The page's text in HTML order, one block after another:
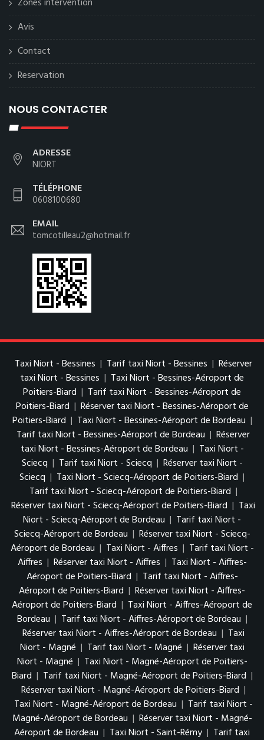
Avis
Contact
Reservation
NOUS CONTACTER
ADRESSE
NIORT
TÉLÉPHONE
0608100680
EMAIL
tomcotilleau2@hotmail.fr
Taxi Niort - Bessines | Tarif taxi Niort - Bessines | Réserver
taxi Niort - Bessines | Taxi Niort - Bessines-Aéroport de
Poitiers-Biard | Tarif taxi Niort - Bessines-Aéroport de
Poitiers-Biard | Réserver taxi Niort - Bessines-Aéroport de
Poitiers-Biard | Taxi Niort - Bessines-Aéroport de Bordeau |
Tarif taxi Niort - Bessines-Aéroport de Bordeau | Réserver
taxi Niort - Bessines-Aéroport de Bordeau | Taxi Niort -
Sciecq | Tarif taxi Niort - Sciecq | Réserver taxi Niort -
Sciecq | Taxi Niort - Sciecq-Aéroport de Poitiers-Biard |
Tarif taxi Niort - Sciecq-Aéroport de Poitiers-Biard |
Réserver taxi Niort - Sciecq-Aéroport de Poitiers-Biard | Taxi
Niort - Sciecq-Aéroport de Bordeau | Tarif taxi Niort -
Sciecq-Aéroport de Bordeau | Réserver taxi Niort - Sciecq-
Aéroport de Bordeau | Taxi Niort - Aiffres | Tarif taxi Niort -
Aiffres | Réserver taxi Niort - Aiffres | Taxi Niort - Aiffres-
Aéroport de Poitiers-Biard | Tarif taxi Niort - Aiffres-
Aéroport de Poitiers-Biard | Réserver taxi Niort - Aiffres-
Aéroport de Poitiers-Biard | Taxi Niort - Aiffres-Aéroport de
Bordeau | Tarif taxi Niort - Aiffres-Aéroport de Bordeau |
Réserver taxi Niort - Aiffres-Aéroport de Bordeau | Taxi
Niort - Magné | Tarif taxi Niort - Magné | Réserver taxi
Niort - Magné | Taxi Niort - Magné-Aéroport de Poitiers-
Biard | Tarif taxi Niort - Magné-Aéroport de Poitiers-Biard |
Réserver taxi Niort - Magné-Aéroport de Poitiers-Biard |
Taxi Niort - Magné-Aéroport de Bordeau | Tarif taxi Niort -
Magné-Aéroport de Bordeau | Réserver taxi Niort - Magné-
Aéroport de Bordeau | Taxi Niort - Saint-Rémy | Tarif taxi